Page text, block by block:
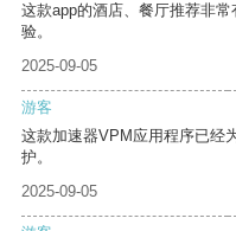
这款app的酒店、餐厅推荐非
验。
2025-09-05
游客
这款加速器VPM应用程序已经
护。
2025-09-05